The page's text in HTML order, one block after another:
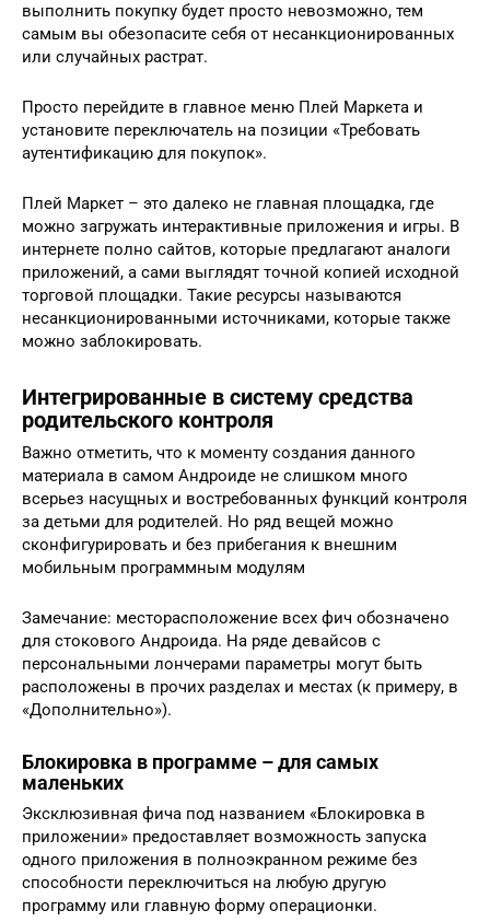
выполнить покупку будет просто невозможно, тем
самым вы обезопасите себя от несанкционированных
или случайных растрат.
Просто перейдите в главное меню Плей Маркета и
установите переключатель на позиции «Требовать
аутентификацию для покупок».
Плей Маркет – это далеко не главная площадка, где
можно загружать интерактивные приложения и игры. В
интернете полно сайтов, которые предлагают аналоги
приложений, а сами выглядят точной копией исходной
торговой площадки. Такие ресурсы называются
несанкционированными источниками, которые также
можно заблокировать.
Интегрированные в систему средства
родительского контроля
Важно отметить, что к моменту создания данного
материала в самом Андроиде не слишком много
всерьез насущных и востребованных функций контроля
за детьми для родителей. Но ряд вещей можно
сконфигурировать и без прибегания к внешним
мобильным программным модулям
Замечание: месторасположение всех фич обозначено
для стокового Андроида. На ряде девайсов с
персональными лончерами параметры могут быть
расположены в прочих разделах и местах (к примеру, в
«Дополнительно»).
Блокировка в программе – для самых
маленьких
Эксклюзивная фича под названием «Блокировка в
приложении» предоставляет возможность запуска
одного приложения в полноэкранном режиме без
способности переключиться на любую другую
программу или главную форму операционки.